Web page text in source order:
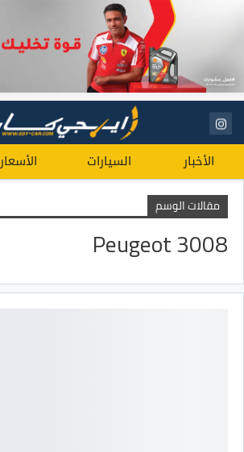
الأخبار السيارات الأسعار
مقالات الوسم
Peugeot 3008